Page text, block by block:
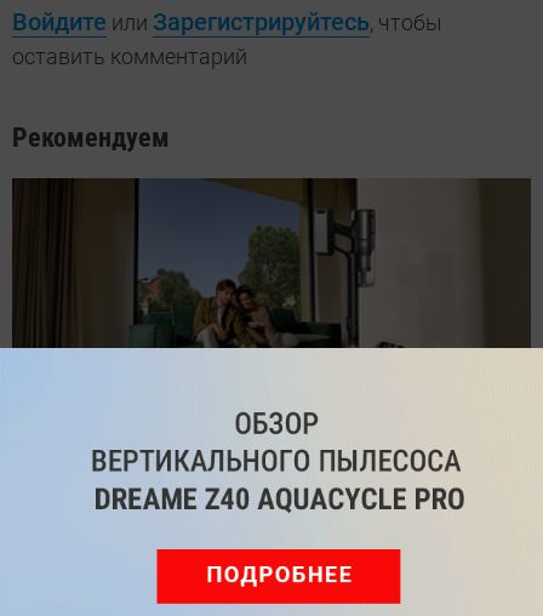
Войдите или Зарегистрируйтесь, чтобы
оставить комментарий
Рекомендуем
Обзор вертикального пылесоса Dreame Z40 AquaCycle
Pro: гибкий подход к уборке